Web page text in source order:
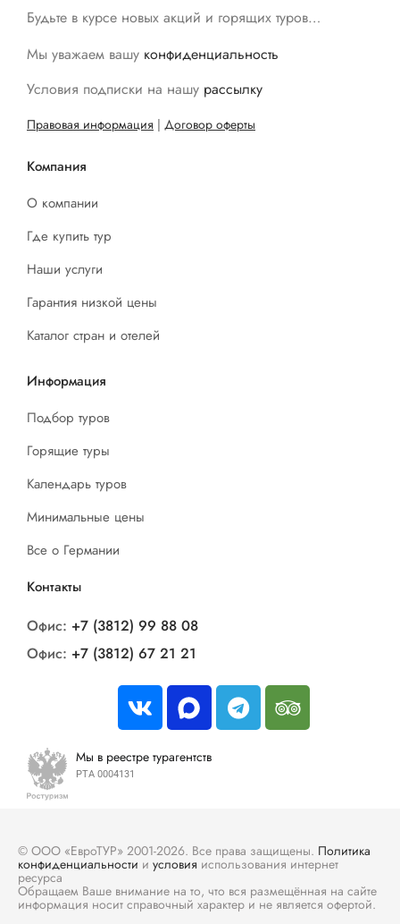
Будьте в курсе новых акций и горящих туров…
Мы уважаем вашу конфиденциальность
Условия подписки на нашу рассылку
Правовая информация | Договор оферты
Компания
О компании
Где купить тур
Наши услуги
Гарантия низкой цены
Каталог стран и отелей
Информация
Подбор туров
Горящие туры
Календарь туров
Минимальные цены
Все о Германии
Контакты
Офис: +7 (3812) 99 88 08
Офис: +7 (3812) 67 21 21
Мы в реестре турагентств
РТА 0004131
© ООО «ЕвроТУР» 2001-2026. Все права защищены. Политика
конфиденциальности и условия использования интернет
ресурса
Обращаем Ваше внимание на то, что вся размещённая на сайте
информация носит справочный характер и не является офертой.